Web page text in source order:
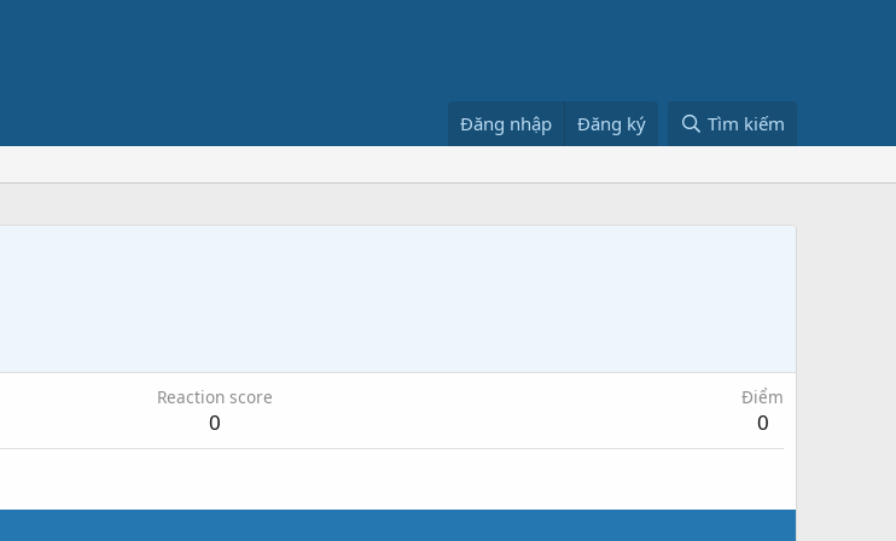
Đăng nhập Đăng ký Tìm kiếm
Reaction score
0
Điểm
0